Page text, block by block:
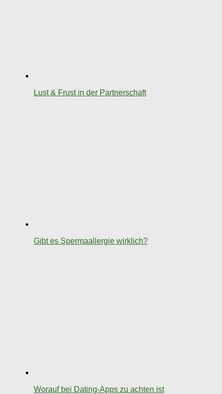
Lust & Frust in der Partnerschaft
Gibt es Spermaallergie wirklich?
Worauf bei Dating-Apps zu achten ist